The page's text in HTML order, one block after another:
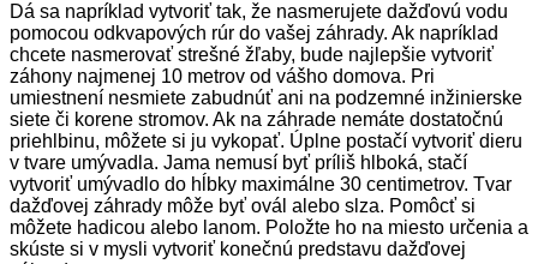
Dá sa napríklad vytvoriť tak, že nasmerujete dažďovú vodu
pomocou odkvapových rúr do vašej záhrady. Ak napríklad
chcete nasmerovať strešné žľaby, bude najlepšie vytvoriť
záhony najmenej 10 metrov od vášho domova. Pri
umiestnení nesmiete zabudnúť ani na podzemné inžinierske
siete či korene stromov. Ak na záhrade nemáte dostatočnú
priehlbinu, môžete si ju vykopať. Úplne postačí vytvoriť dieru
v tvare umývadla. Jama nemusí byť príliš hlboká, stačí
vytvoriť umývadlo do hĺbky maximálne 30 centimetrov. Tvar
dažďovej záhrady môže byť ovál alebo slza. Pomôcť si
môžete hadicou alebo lanom. Položte ho na miesto určenia a
skúste si v mysli vytvoriť konečnú predstavu dažďovej